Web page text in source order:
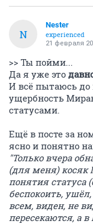
N
Nestеr
experienced
21 февраля
>> Ты пойми...
Да я уже это
И всё пытаюсь до
ущербность
статусами.
Ещё в посте за
ясно и понятно
"Только вчера
(для меня) косяк
понятия статуса
беспокоить,
всем, виден, не
пересекаются, а